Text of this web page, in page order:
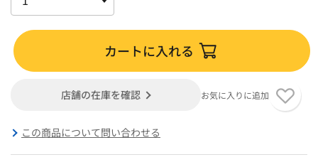
カートに入れる
店舗の在庫を確認 お気に入りに追加
この商品について問い合わせる